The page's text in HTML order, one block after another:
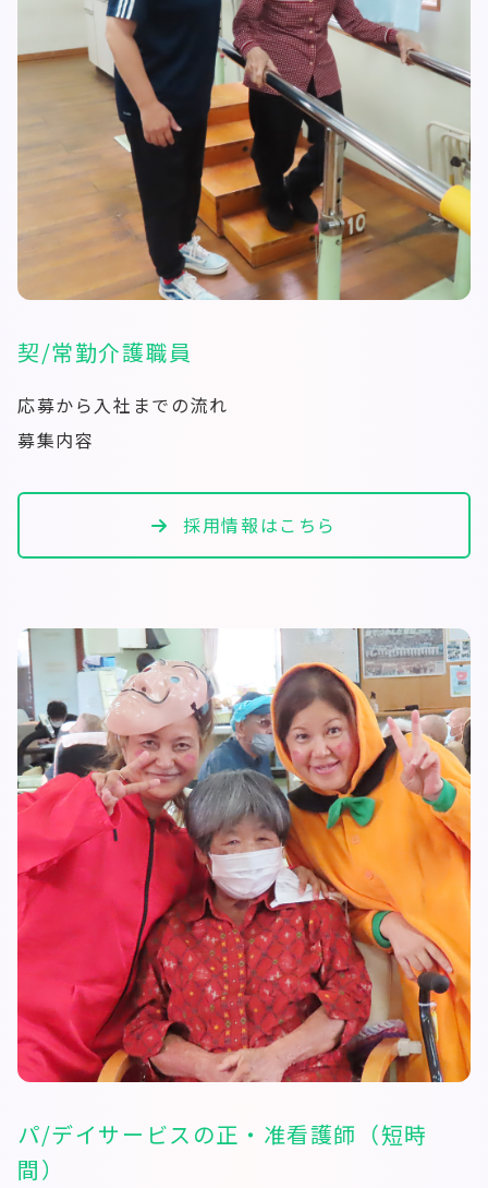
契/常勤介護職員
応募から入社までの流れ
募集内容
採用情報はこちら
パ/デイサービスの正・准看護師（短時
間）